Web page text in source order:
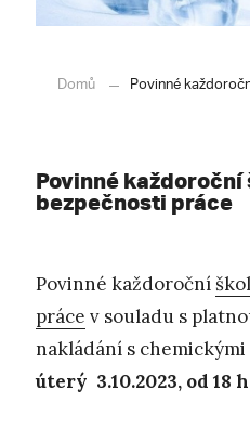
Domů Povinné
Povinné každoroční
bezpečnosti práce
Povinné každoroční
práce v souladu s
nakládání s
úterý 3.10.2023, od 18